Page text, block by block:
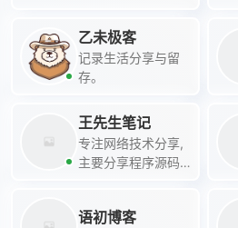
乙未极客
记录生活分享与留
存。
王先生笔记
专注网络技术分享,
主要分享程序源码,
网站建设等各类教
语初博客